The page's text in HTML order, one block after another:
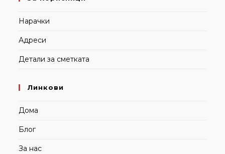
Нарачки
Адреси
Детали за сметката
Линкови
Дома
Блог
За нас